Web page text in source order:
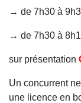
→ de 7h30 à
→ de 7h30 à
sur présentation
Un concurrent
une licence en